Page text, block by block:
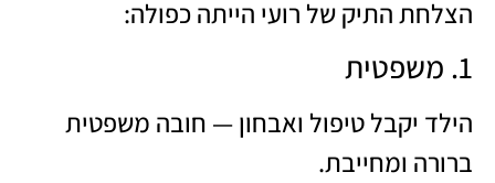
הצלחת התיק של רועי הייתה כפולה:
1. משפטית
הילד יקבל טיפול ואבחון — חובה משפטית
ברורה ומחייבת.